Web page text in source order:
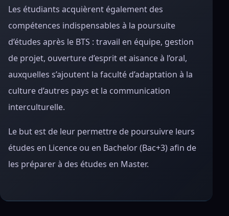
Les étudiants acquièrent également des
compétences indispensables à la poursuite
d’études après le BTS : travail en équipe, gestion
de projet, ouverture d’esprit et aisance à l’oral,
auxquelles s’ajoutent la faculté d’adaptation à la
culture d’autres pays et la communication
interculturelle.
Le but est de leur permettre de poursuivre leurs
études en Licence ou en Bachelor (Bac+3) afin de
les préparer à des études en Master.